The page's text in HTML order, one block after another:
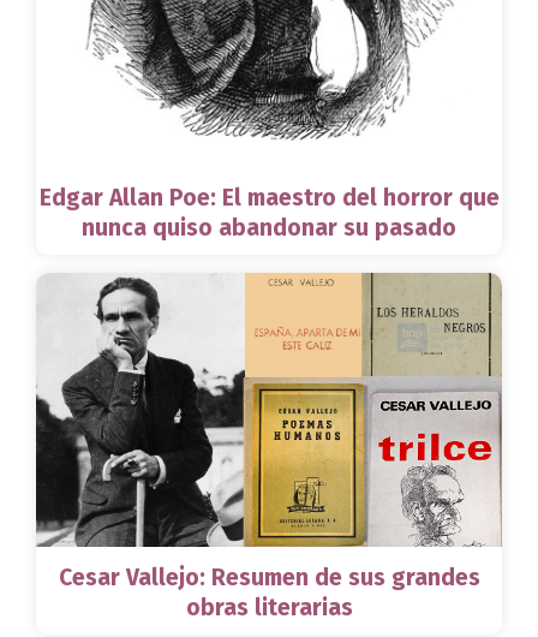
Edgar Allan Poe: El maestro del horror que
nunca quiso abandonar su pasado
Cesar Vallejo: Resumen de sus grandes
obras literarias